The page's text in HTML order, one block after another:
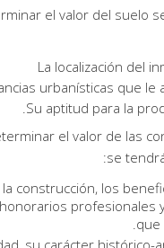
el valor del suelo
el valor de las
se
construcción, los
profesionales
que
su carácter histórico-